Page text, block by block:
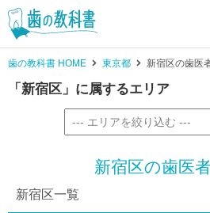
歯の教科書 HOME 東京都 新宿区の歯医
「新宿区」に属するエリア
新宿区の歯医
新宿区一覧